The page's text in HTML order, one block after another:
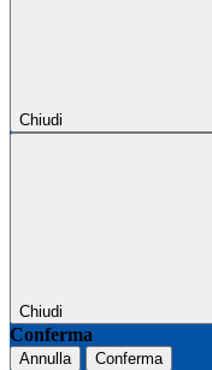
Chiudi
Chiudi
Conferma
Annulla Conferma